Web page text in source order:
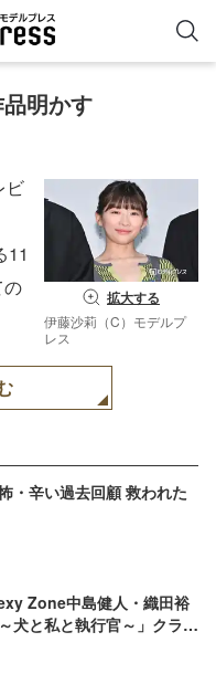
明かす
拡大する
伊藤沙莉（C）モデルプ
レス
ビ
11
の
・辛い過去回顧 救われた
Zone中島健人・織田裕
犬と私と執行官～」クラン